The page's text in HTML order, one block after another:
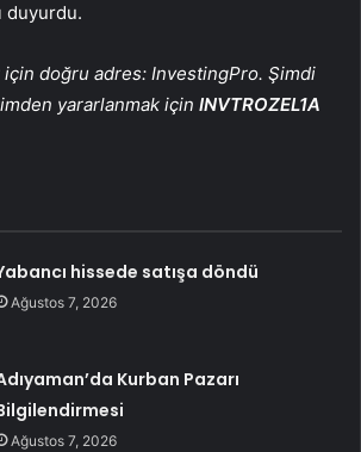
duyurdu.
için doğru adres: InvestingPro. Şimdi
yararlanmak için INVTROZEL1A
hissede satışa döndü
Ağustos 7, 2026
Kurban Pazarı
Ağustos 7, 2026